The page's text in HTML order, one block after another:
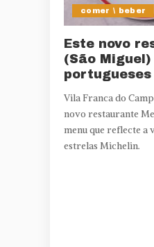
comer \ beber
Este novo
(São
Vila Franca do
novo restaurante
menu que reflecte a
estrelas Michelin.